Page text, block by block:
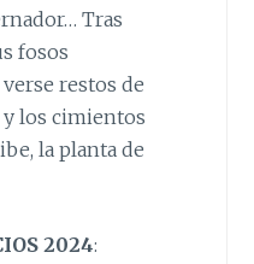
Tras
fosos
restos de
y los cimientos
la planta de
2024: